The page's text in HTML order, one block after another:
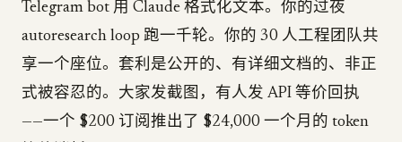
Telegram bot 用 Claude 格式化文本。你的过夜
autoresearch loop 跑一千轮。你的 30 人工程团队共
享一个座位。套利是公开的、有详细文档的、非正
式被容忍的。大家发截图，有人发 API 等价回执
——一个 $200 订阅推出了 $24,000 一个月的 token